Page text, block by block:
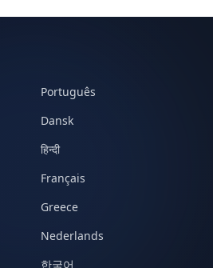
Português
Dansk
हिन्दी
Français
Greece
Nederlands
한국어